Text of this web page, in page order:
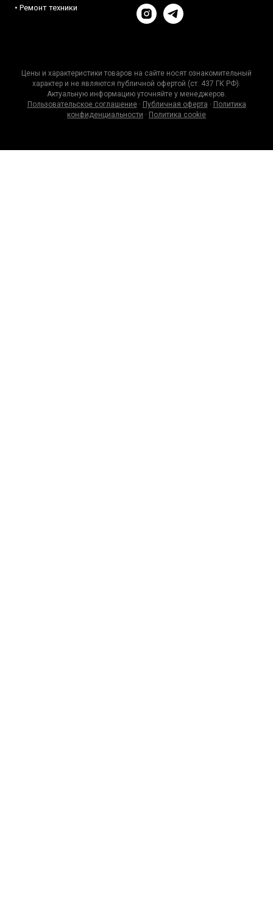
• Ремонт техники
Цены и характеристики товаров на сайте носят ознакомительный
характер и не являются публичной офертой (ст. 437 ГК РФ).
Актуальную информацию уточняйте у менеджеров.
Пользовательское соглашение· Публичная оферта · Политика
конфиденциальности · Политика cookie